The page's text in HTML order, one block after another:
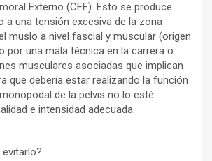
Externo (CFE). Esto se produce
a una tensión excesiva de la zona
muslo a nivel fascial y muscular (origen
por una mala técnica en la carrera o
musculares asociadas que implican
que debería estar realizando la función
de la pelvis no lo esté
e intensidad adecuada.